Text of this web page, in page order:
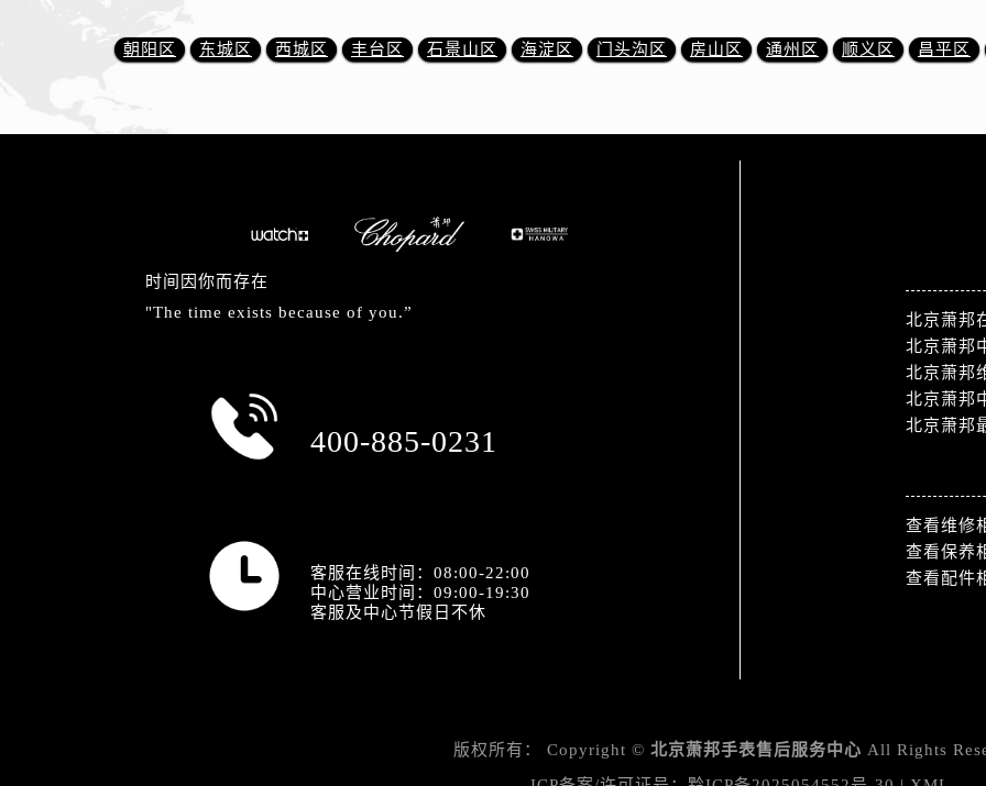
朝阳区 东城区 西城区 丰台区 石景山区 海淀区 门头沟区 房山区 通州区 顺义区 昌平区
时间因你而存在
"The time exists because of you.”
400-885-0231
客服在线时间：08:00-22:00
中心营业时间：09:00-19:30
客服及中心节假日不休
北京萧邦
北京萧邦
北京萧邦
北京萧邦
北京萧邦
查看维修
查看保养
查看配件
版权所有： Copyright © 北京萧邦手表售后服务中心 All Rights